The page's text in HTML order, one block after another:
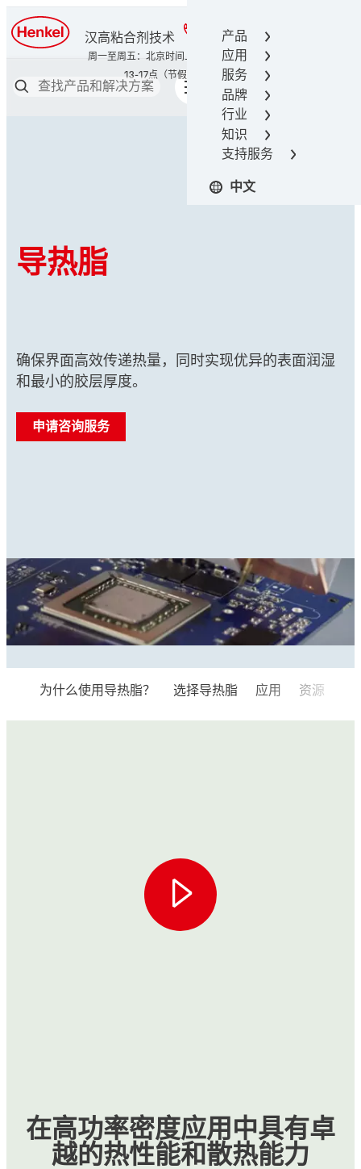
产品
应用
服务
品牌
行业
知识
支持服务
中文
汉高粘合剂技术 400-666-7306
导热脂
确保界面高效传递热量，同时实现优异的表面润湿
和最小的胶层厚度。
申请咨询服务
为什么使用导热脂？ 选择导热脂 应用 资源
在高功率密度应用中具有卓
越的热性能和散热能力